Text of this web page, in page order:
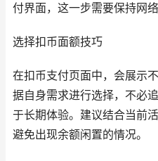
付界面，这一步需要保持网
选择扣币面额技巧
在扣币支付页面中，会展示
据自身需求进行选择，不必
于长期体验。建议结合当前
避免出现余额闲置的情况。